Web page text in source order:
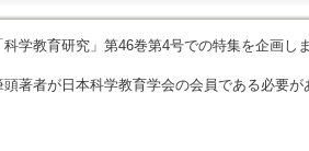
学教育研究」第46巻第4号での特集を企画
著者が日本科学教育学会の会員である必要